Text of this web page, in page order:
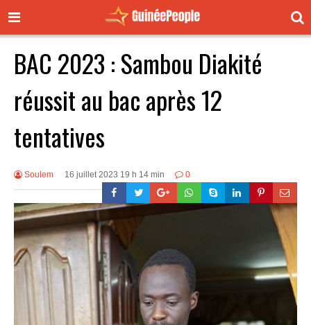
BAC 2023 : Sambou Diakité
réussit au bac après 12
tentatives
Soulem 16 juillet 2023 19 h 14 min 0